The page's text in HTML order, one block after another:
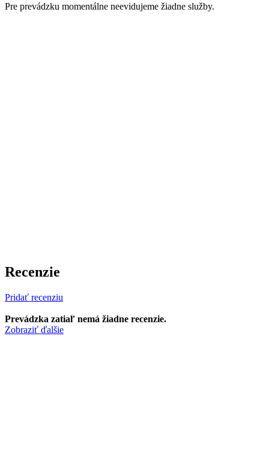
Pre prevádzku momentálne neevidujeme žiadne služby.
Recenzie
Pridať recenziu
Prevádzka zatiaľ nemá žiadne recenzie.
Zobraziť ďalšie